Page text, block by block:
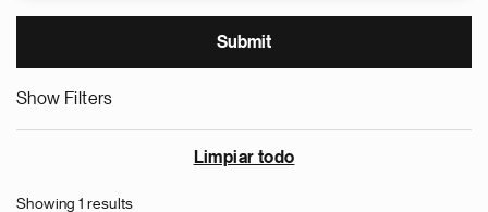
Show Filters
Limpiar todo
Showing 1 results